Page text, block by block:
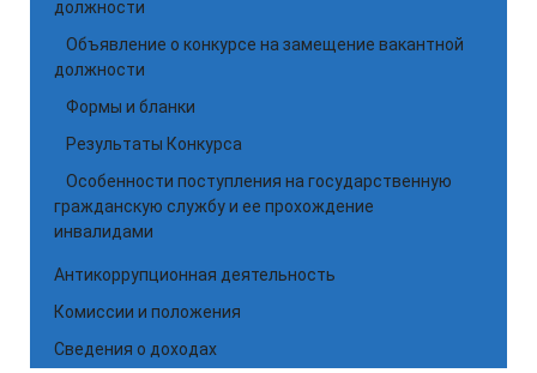
должности
Объявление о конкурсе на замещение вакантной
должности
Формы и бланки
Результаты Конкурса
Особенности поступления на государственную
гражданскую службу и ее прохождение
инвалидами
Антикоррупционная деятельность
Комиссии и положения
Сведения о доходах